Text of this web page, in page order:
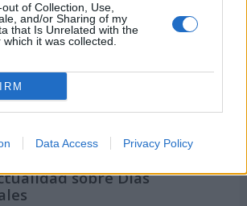
of Collection, Use,
and/or Sharing of my
that Is Unrelated with the
it was collected.
Data Access Privacy Policy
destacadas
sobre Días